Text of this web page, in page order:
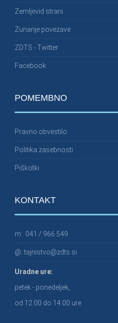
Zemljevid strani
Zunanje povezave
ZDTS - Twitter
Facebook
POMEMBNO
Pravno obvestilo
Politika zasebnosti
Piškotki
KONTAKT
m: 041 / 966 549
@:tajnistvo@zdts.si
Uradne ure:
petek - ponedeljek,
od 12.00 do 14.00 ure